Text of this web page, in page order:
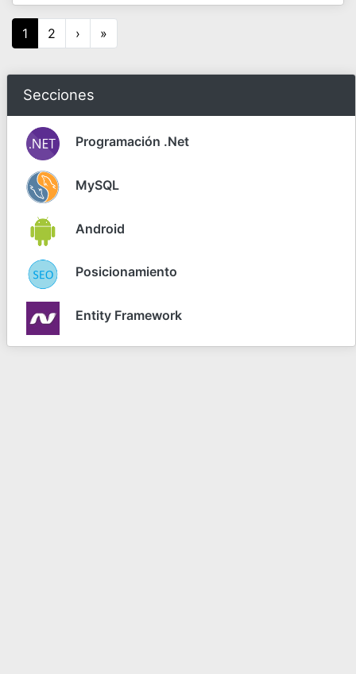
1 2 › »
Secciones
Programación .Net
MySQL
Android
Posicionamiento
Entity Framework